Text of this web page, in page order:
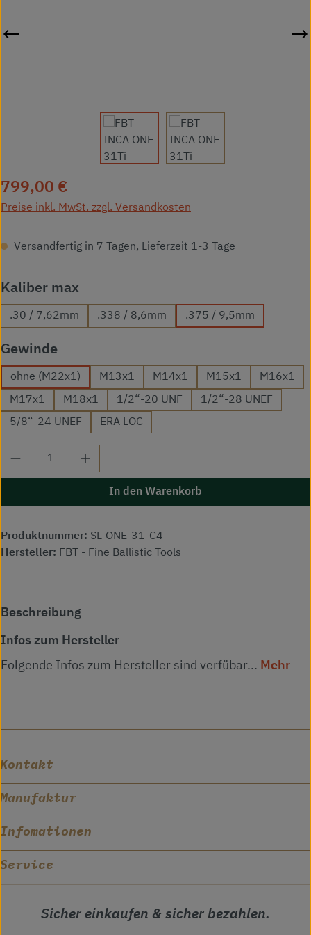
Regulärer Preis:
799,00 €
Preise inkl. MwSt. zzgl. Versandkosten
Versandfertig in 7 Tagen, Lieferzeit 1-3 Tage
Kaliber max
.30 / 7,62mm .338 / 8,6mm .375 / 9,5mm
Gewindeauswählen
ohne (M22x1) M13x1 M14x1 M15x1 M16x1
M17x1 M18x1 1/2“-20 UNF
1/2“-28 UNEF
5/8“-24 UNEF
ERA LOC
Produkt Anzahl: Gib den gewünschten
In den Warenkorb
Produktnummer: SL-ONE-31-C4
Hersteller: FBT - Fine Ballistic Tools
Beschreibung
Infos zum Hersteller
Folgende Infos zum Hersteller sind verfübar... Mehr
Kontakt
Manufaktur
Infomationen
Service
Sicher einkaufen & sicher bezahlen.